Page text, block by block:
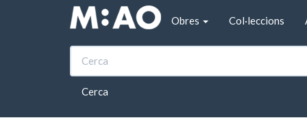
Vés al contingut
Obres
Col·leccions
Cerca
Inici Ex-libris Association Philatélique
Ex-libris